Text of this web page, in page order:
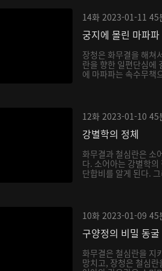
14화 2023-01-11 45
궁지에 몰린 마파파
장청은 화무결을 해쳐
란을 향한 일편단심에
에 마파파는 속수무책
12화 2023-01-10 45
강별학의 정체
화무결과 철심란은 소
다. 소어아는 강별학
단합비를 알게 된다.
10화 2023-01-09 45
구양정의 비밀 동굴
화무결은 철심란을 지
망치고, 장청은 철심